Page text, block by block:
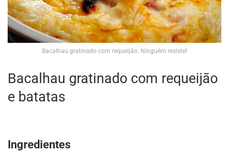
Bacalhau gratinado com requeijão. Ninguém resiste!
Bacalhau gratinado com requeijão
e batatas
Ingredientes